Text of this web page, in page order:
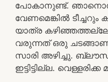
പോകാനുണ്ട്. ഞാനൊന്ന്
വേണമെങ്കിൽ
യാത്ര
വരുന്നത് ഒരു
സാരി അഴിച്ചു.
ഇട്ടിട്ടില്ല.